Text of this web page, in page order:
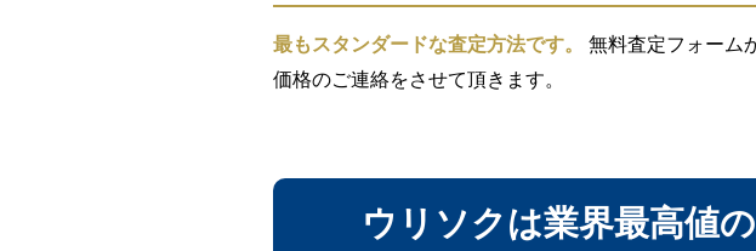
最もスタンダードな査定方法です。
無料査定フォーム
価格のご連絡をさせて頂きます。
ウリソクは業界最高値